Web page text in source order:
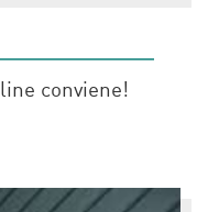
conviene!